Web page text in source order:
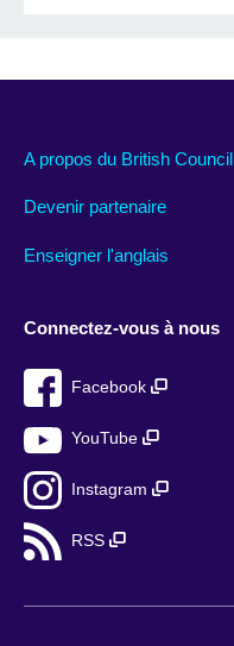
A propos du British Council
Devenir partenaire
Enseigner l'anglais
Connectez-vous à nous
Facebook
YouTube
Instagram
RSS